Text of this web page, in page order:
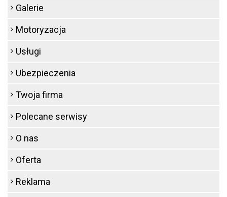
Galerie
Motoryzacja
Usługi
Ubezpieczenia
Twoja firma
Polecane serwisy
O nas
Oferta
Reklama